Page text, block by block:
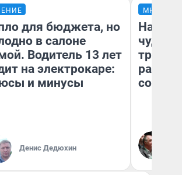
для бюджета, но
в салоне
Водитель 13 лет
на электрокаре:
и минусы
Денис Дедюхин
МНЕНИЕ
чудом